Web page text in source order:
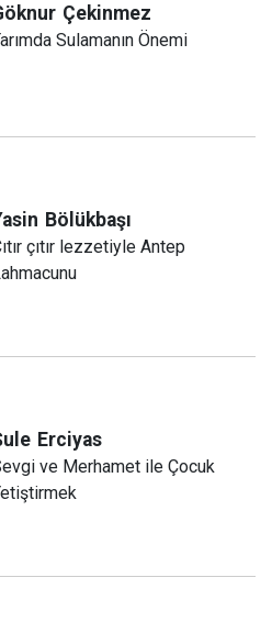
Çekinmez
Sulamanın Önemi
Bölükbaşı
çıtır lezzetiyle Antep
Erciyas
ve Merhamet ile Çocuk